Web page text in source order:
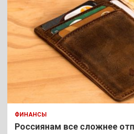
ФИНАНСЫ
Россиянам все сложнее